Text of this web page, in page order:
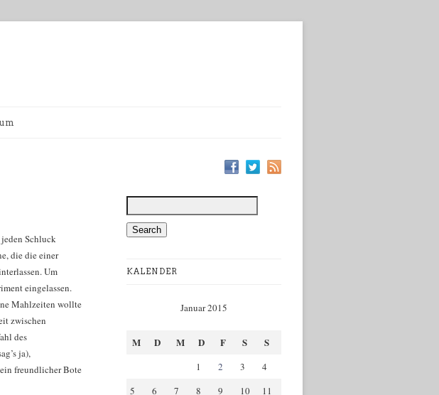
Schluck
die die einer
Um
eingelassen.
Mahlzeiten wollte
zwischen
des
ja),
freundlicher Bote
KALENDER
Januar 2015
M D M D F S S
1 2 3
4
5
6 7 8 9 10
11